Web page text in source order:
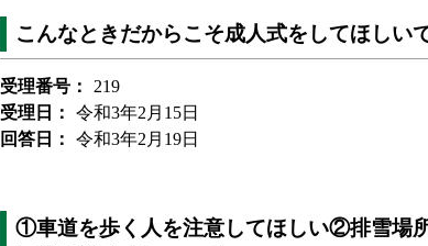
こんなときだからこそ成人式をしてほしい
受理番号：
219
受理日：
令和3年2月15日
回答日：
令和3年2月19日
①車道を歩く人を注意してほしい②排雪場